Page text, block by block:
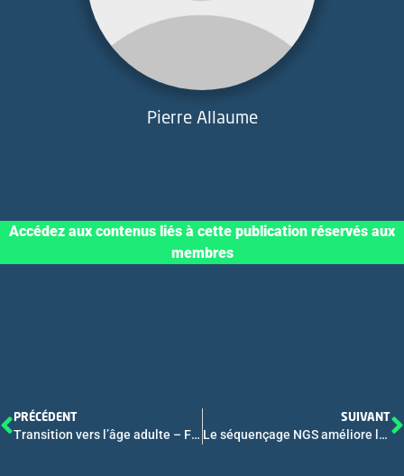
Pierre Allaume
Accédez aux contenus liés à cette publication réservés aux
membres
PRÉCÉDENT
Transition vers l’âge adulte – FMC
SUIVANT
Le séquençage NGS améliore les performances diagnostiques et permet un profilage moléculaire précoce chez les patients avec sténose des voies biliaires extra-hépatiques